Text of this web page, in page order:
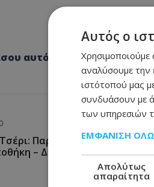
αυτό το άρθρο
Παραδόθηκε στις
– Δείτε βίντεο
Αυτός ο
Χρησιμοποιούμε
αναλύσουμε την
ιστότοπού μας
συνδυάσουν με
των υπηρεσιών
ΕΜΦΆΝΙΣΗ
Απολύτως
απαραίτητα